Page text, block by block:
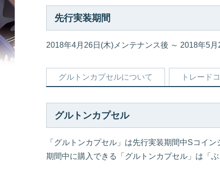
先行実装期間
2018年4月26日(木)メンテナンス後 ～ 2018年5
グルトンカプセルについて トレード
グルトンカプセル
「グルトンカプセル」は先行実装期間中Sコイ
期間中に購入できる「グルトンカプセル」は「